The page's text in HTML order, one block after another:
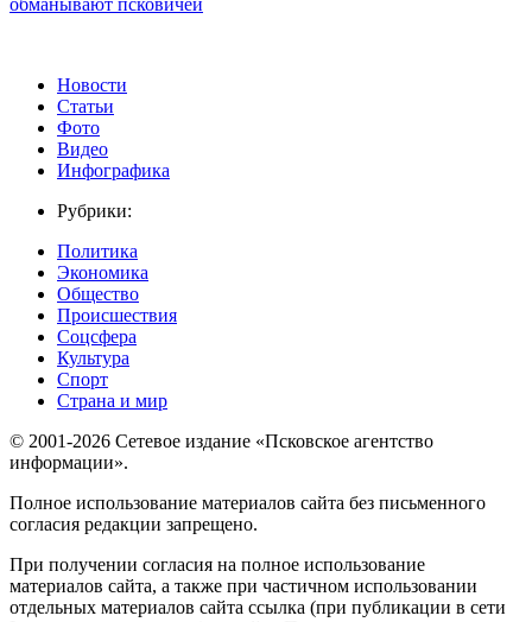
обманывают псковичей
Новости
Статьи
Фото
Видео
Инфографика
Рубрики:
Политика
Экономика
Общество
Происшествия
Соцсфера
Культура
Спорт
Страна и мир
© 2001-2026 Сетевое издание «Псковское агентство
информации».
Полное использование материалов сайта без письменного
согласия редакции запрещено.
При получении согласия на полное использование
материалов сайта, а также при частичном использовании
отдельных материалов сайта ссылка (при публикации в сети